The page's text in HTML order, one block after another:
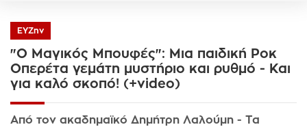
ΕΥΖην
"Ο Μαγικός Μπουφές": Μια παιδική Ροκ
Οπερέτα γεμάτη μυστήριο και ρυθμό - Και
για καλό σκοπό! (+video)
Από τον ακαδημαϊκό Δημήτρη Λαλούμη - Τα